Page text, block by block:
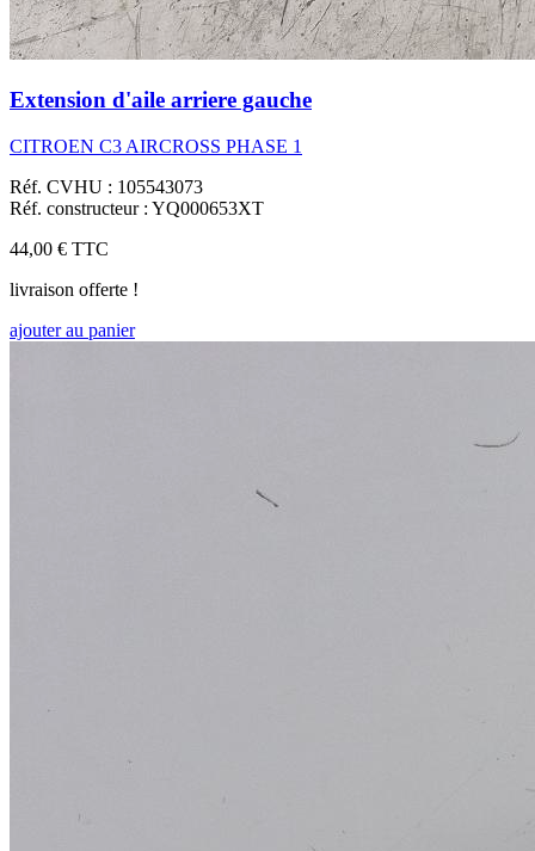
Extension d'aile arriere gauche
CITROEN C3 AIRCROSS PHASE 1
Réf. CVHU : 105543073
Réf. constructeur : YQ000653XT
44,00 € TTC
livraison offerte !
ajouter au panier